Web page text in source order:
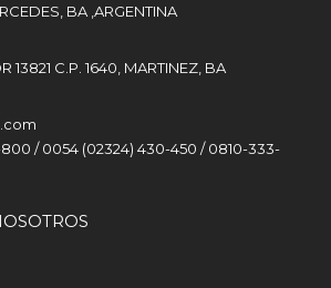
BA ,ARGENTINA
13821 C.P. 1640, MARTINEZ, BA
800 / 0054 (02324) 430-450 / 0810-333-